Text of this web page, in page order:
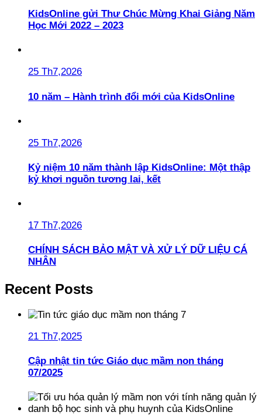
KidsOnline gửi Thư Chúc Mừng Khai Giảng Năm
Học Mới 2022 – 2023
25 Th7,2026
10 năm – Hành trình đổi mới của KidsOnline
25 Th7,2026
Kỷ niệm 10 năm thành lập KidsOnline: Một thập
kỷ khơi nguồn tương lai, kết
17 Th7,2026
CHÍNH SÁCH BẢO MẬT VÀ XỬ LÝ DỮ LIỆU CÁ
NHÂN
Recent Posts
21 Th7,2025
Cập nhật tin tức Giáo dục mầm non tháng
07/2025